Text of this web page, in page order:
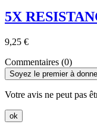
5X
9,25 €
Commentaires (0)
Soyez le premier à
Votre avis ne peut pas
ok